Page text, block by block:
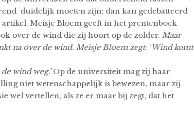
duidelijk moeten zijn; dan kan gedebatteerd
Meisje Bloem geeft in het prentenboek
over de wind die zij hoort op de zolder. Maar
na over de wind. Meisje Bloem zegt: ‘Wind komt
wind weg.’Op de universiteit mag zij haar
niet wetenschappelijk is bewezen, maar zij
wel vertellen, als ze er maar bij zegt, dat het